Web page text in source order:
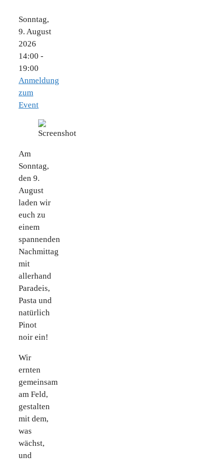
Sonntag,
9. August
2026
14:00 -
19:00
Anmeldung
zum
Event
Am
Sonntag,
den 9.
August
laden wir
euch zu
einem
spannenden
Nachmittag
mit
allerhand
Paradeis,
Pasta und
natürlich
Pinot
noir ein!
Wir
ernten
gemeinsam
am Feld,
gestalten
mit dem,
was
wächst,
und